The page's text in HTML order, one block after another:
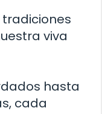
tradiciones
viva
hasta
cada